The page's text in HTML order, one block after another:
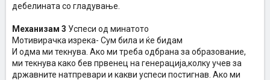
дебелината со гладување.
Механизам 3 Успеси од минатото
Мотивирачка изрека- Сум била и ќе бидам
И одма ми текнува. Ако ми треба одбрана за образование,
ми текнува како бев првенец на генерација,колку учев за
државните натпревари и какви успеси постигнав. Ако ми